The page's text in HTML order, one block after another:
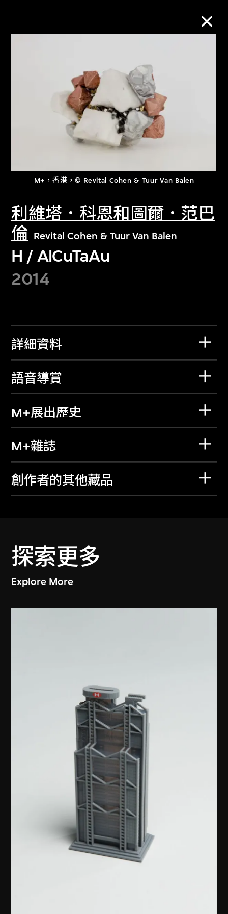
M+，香港，© Revital Cohen & Tuur Van Balen
利維塔．科恩和圖爾．范巴
倫 Revital Cohen & Tuur Van Balen
H / AlCuTaAu
2014
詳細資料
語音導賞
M+展出歷史
M+雜誌
創作者的其他藏品
探索更多
Explore More
進一步篩選
文化藏品。